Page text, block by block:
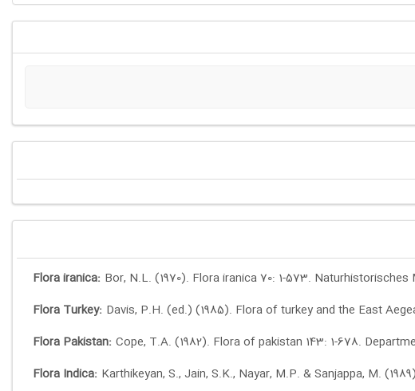
Flora iranica: Bor, N.L. (1970). Flora iranica 70: 1-573. Naturhistorisches
Flora Turkey: Davis, P.H. (ed.) (1985). Flora of turkey and the East
Flora Pakistan: Cope, T.A. (1982). Flora of pakistan 143: 1-678.
Flora Indica: Karthikeyan, S., Jain, S.K., Nayar, M.P. & Sanjappa, M.